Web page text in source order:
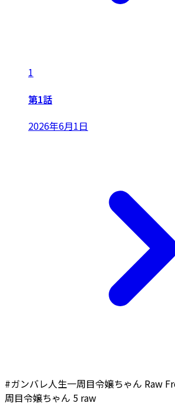
1
第1話
2026年6月1日
#ガンバレ人生一周目令嬢ちゃん Raw
周目令嬢ちゃん 5 raw